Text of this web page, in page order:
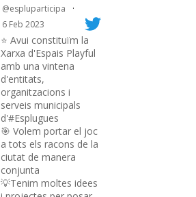
@espluparticipa
·
6 Feb 2023
⭐️ Avui constituïm la
Xarxa d'Espais Playful
amb una vintena
d'entitats,
organitzacions i
serveis municipals
d'#Esplugues
🎯 Volem portar el joc
a tots els racons de la
ciutat de manera
conjunta
💡Tenim moltes idees